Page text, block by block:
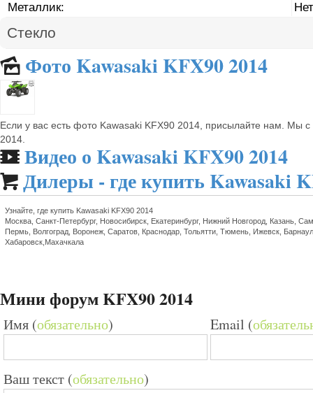
Металлик: Нет
Стекло
🌄 Фото Kawasaki KFX90 2014
Если у вас есть фото Kawasaki KFX90 2014, присылайте нам. Мы
2014.
🎬 Видео о Kawasaki KFX90 2014
 Дилеры - где купить Kawasaki
Узнайте, где купить Kawasaki KFX90 2014
Москва, Санкт-Петербург, Новосибирск, Екатеринбург, Нижний Новгород, Казань,
Пермь, Волгоград, Воронеж, Саратов, Краснодар, Тольятти, Тюмень, Ижевск,
Хабаровск,Махачкала
Мини форум KFX90 2014
Имя (обязательно) Email (
Ваш текст (обязательно)